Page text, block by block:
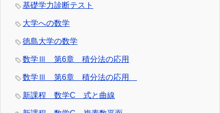
基礎学力診断テスト
大学への数学
徳島大学の数学
数学Ⅲ 第6章 積分法の応用
数学Ⅲ 第6章 積分法の応用
新課程 数学C 式と曲線